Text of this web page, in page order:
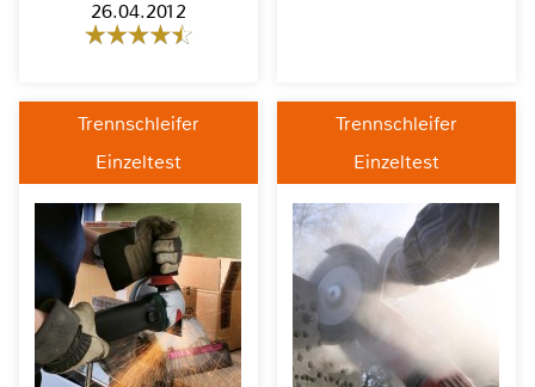
26.04.2012
Trennschleifer
Einzeltest
Trennschleifer
Einzeltest